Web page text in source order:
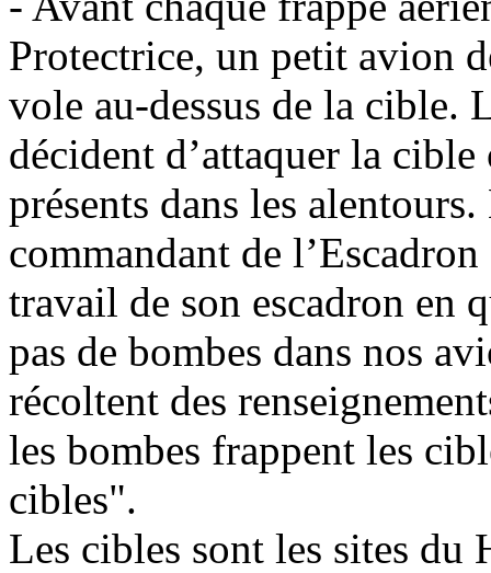
Protectrice, un petit avion
vole au-dessus de la cible.
décident d’attaquer la
présents dans les
commandant de
travail de son escadron en
pas de bombes dans nos
récoltent des
les bombes frappent les
cibles".
Les cibles sont les sites du